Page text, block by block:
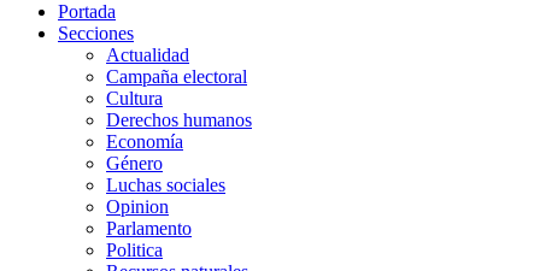
Portada
Secciones
Actualidad
Campaña electoral
Cultura
Derechos humanos
Economía
Género
Luchas sociales
Opinion
Parlamento
Politica